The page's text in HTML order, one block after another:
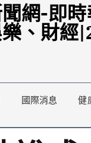
網-即時
、財經
國際消息 健